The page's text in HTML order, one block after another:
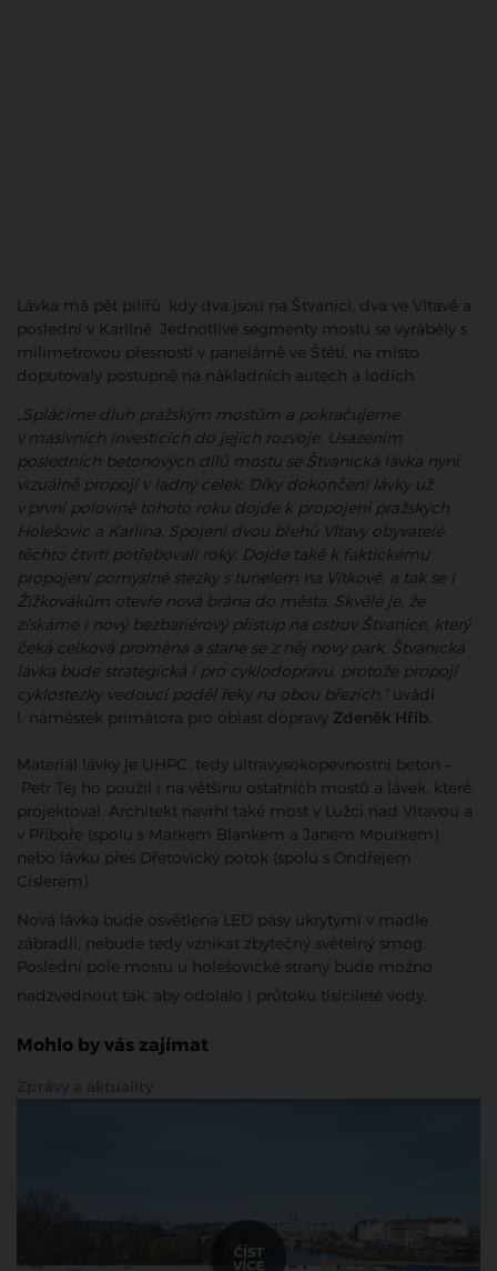
Lávka má pět pilířů, kdy dva jsou na Štvanici, dva ve Vltavě a
poslední v Karlíně. Jednotlivé segmenty mostu se vyráběly s
milimetrovou přesností v panelárně ve Štětí, na místo
doputovaly postupně na nákladních autech a lodích.
„Splácíme dluh pražským mostům a pokračujeme
v masivních investicích do jejich rozvoje. Usazením
posledních betonových dílů mostu se Štvanická lávka nyní
vizuálně propojí v ladný celek. Díky dokončení lávky už
v první polovině tohoto roku dojde k propojení pražských
Holešovic a Karlína. Spojení dvou břehů Vltavy obyvatelé
těchto čtvrtí potřebovali roky. Dojde také k faktickému
propojení pomyslné stezky s tunelem na Vítkově, a tak se i
Žižkovákům otevře nová brána do města. Skvělé je, že
získáme i nový bezbariérový přístup na ostrov Štvanice, který
čeká celková proměna a stane se z něj nový park. Štvanická
lávka bude strategická i pro cyklodopravu, protože propojí
cyklostezky vedoucí podél řeky na obou březích,” uvádí
I. náměstek primátora pro oblast dopravy Zdeněk Hřib.
Materiál lávky je UHPC, tedy ultravysokopevnostní beton –
Petr Tej ho použil i na většinu ostatních mostů a lávek, které
projektoval. Architekt navrhl také most v Lužci nad Vltavou a
v Příboře (spolu s Markem Blankem a Janem Mourkem)
nebo lávku přes Dřetovický potok (spolu s Ondřejem
Císlerem).
Nová lávka bude osvětlena LED pásy ukrytými v madle
zábradlí, nebude tedy vznikat zbytečný světelný smog.
Poslední pole mostu u holešovické strany bude možno
nadzvednout tak, aby odolalo i průtoku tisícileté vody.
Mohlo by vás zajímat